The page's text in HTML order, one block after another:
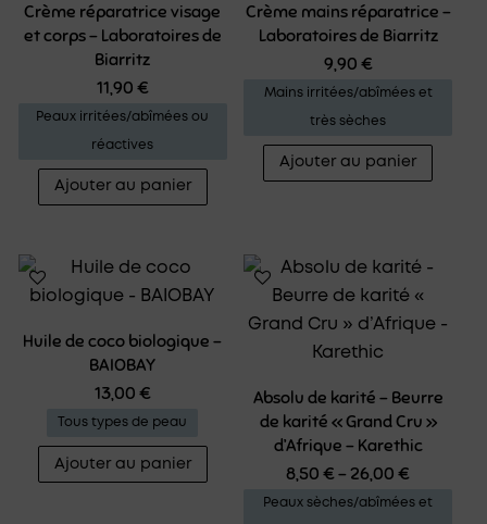
Crème réparatrice visage
et corps – Laboratoires de
Biarritz
11,90 €
Peaux irritées/abîmées ou
réactives
Ajouter au panier
Crème mains réparatrice –
Laboratoires de Biarritz
9,90 €
Mains irritées/abîmées et
très sèches
Ajouter au panier
Huile de coco biologique –
BAIOBAY
13,00 €
Tous types de peau
Ajouter au panier
Absolu de karité – Beurre
de karité « Grand Cru »
d’Afrique – Karethic
8,50€– 26,00€
Peaux sèches/abîmées et